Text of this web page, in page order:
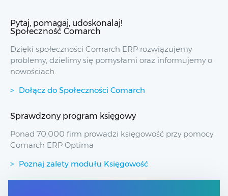
Pytaj, pomagaj, udoskonalaj!
Społeczność Comarch
Dzięki społeczności Comarch ERP rozwiązujemy
problemy, dzielimy się pomysłami oraz informujemy o
nowościach.
Dołącz do Społeczności Comarch
Sprawdzony program księgowy
Ponad 70,000 firm prowadzi księgowość przy pomocy
Comarch ERP Optima
Poznaj zalety modułu Księgowość